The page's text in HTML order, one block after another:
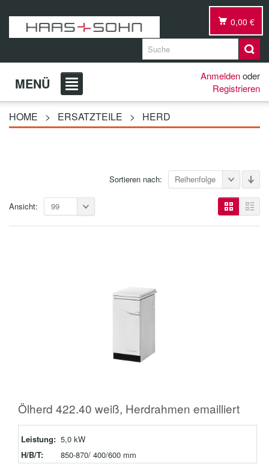
0,00 €
MENÜ Anmeldenoder
Registrieren
HOME > ERSATZTEILE > HERD
Sortieren nach: Reihenfolge
Ansicht: 99
Ölherd 422.40 weiß, Herdrahmen emailliert
Leistung: 5,0 kW
H/B/T:
850-870/ 400/600 mm